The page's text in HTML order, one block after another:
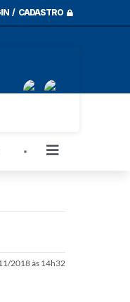
/ CADASTRO
2018 às 14h32